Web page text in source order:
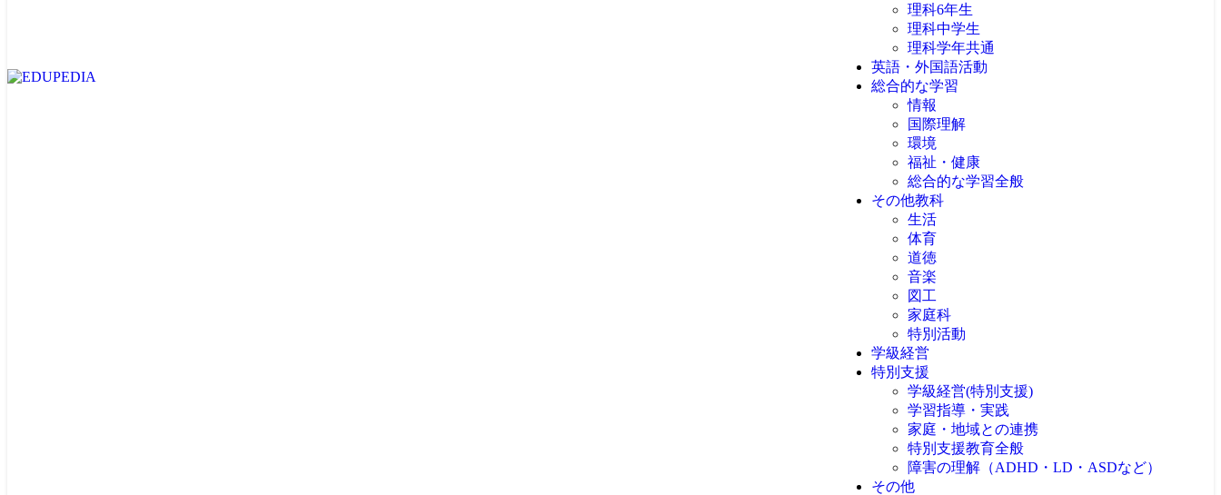
理科6年生
理科中学生
理科学年共通
英語・外国語活動
総合的な学習
情報
国際理解
環境
福祉・健康
総合的な学習全般
その他教科
生活
体育
道徳
音楽
図工
家庭科
特別活動
学級経営
特別支援
学級経営(特別支援)
学習指導・実践
家庭・地域との連携
特別支援教育全般
障害の理解（ADHD・LD・ASDなど）
その他